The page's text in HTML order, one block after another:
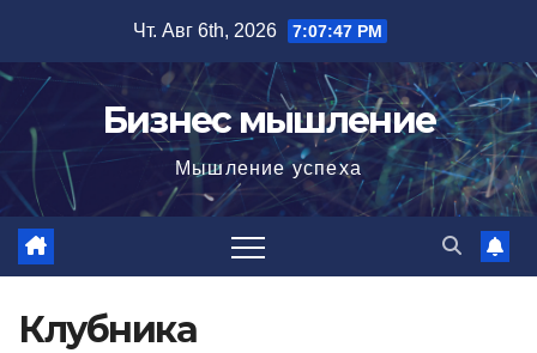
содержимому
Чт. Авг 6th, 2026 7:07:48 PM
Бизнес мышление
Мышление успеха
Клубника